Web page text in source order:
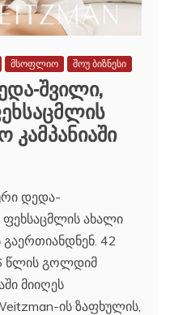
მსოფლიო შოუ ბიზნესი
შვილი,
დედა-
ფეხსაცმლის ახალი
42
წლის გოლდიმ
მიიღეს
ის ზაფხულის,